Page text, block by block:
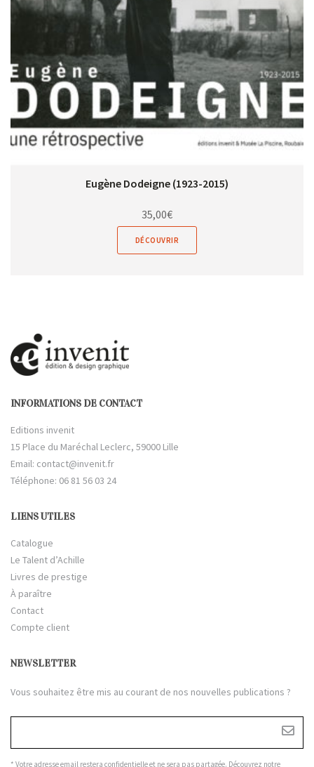
Eugène Dodeigne (1923-2015)
35,00€
DÉCOUVRIR
INFORMATIONS DE CONTACT
Editions invenit
15 Place du Maréchal Leclerc, 59000 Lille
Email: contact@invenit.fr
Téléphone: 06 81 56 03 24
LIENS UTILES
Catalogue
Le Talent d’Achille
Livres de prestige
À paraître
Contact
Compte client
NEWSLETTER
Vous souhaitez être mis au courant de nos nouvelles publications ?
* Votre adresse email restera confidentielle et ne sera pas partagée. Découvrez notre